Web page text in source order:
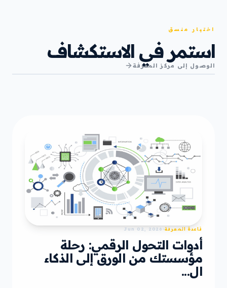
اختيار منسق
استمر في الاستكشاف
الوصول إلى مركز المعرفة
قاعدة المعرفة Jun 02, 2026
أدوات التحول الرقمي: رحلة
مؤسستك من الورق إلى الذكاء
ال...